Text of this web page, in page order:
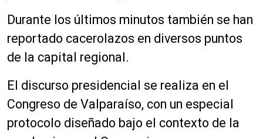
Durante los últimos minutos también se han
reportado cacerolazos en diversos puntos
de la capital regional.
El discurso presidencial se realiza en el
Congreso de Valparaíso, con un especial
protocolo diseñado bajo el contexto de la